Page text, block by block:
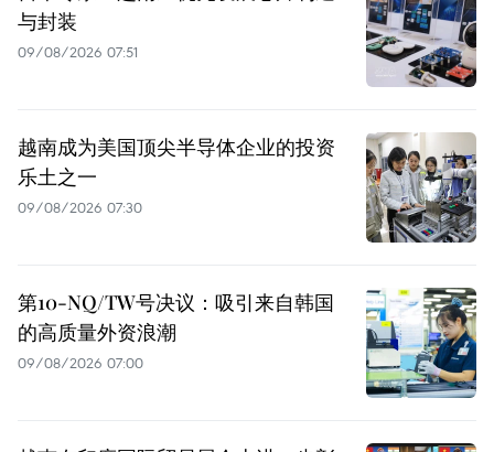
与封装
09/08/2026 07:51
越南成为美国顶尖半导体企业的投资
乐土之一
09/08/2026 07:30
第10-NQ/TW号决议：吸引来自韩国
的高质量外资浪潮
09/08/2026 07:00